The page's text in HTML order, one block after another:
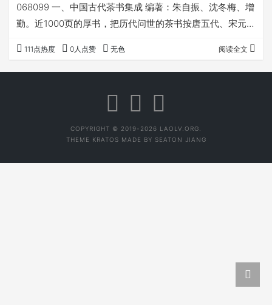
068099 一、中国古代茶书集成 编著：朱自振、沈冬梅、增
勤。近1000页的厚书，把历代问世的茶书按唐五代、宋元、
集成了近120种，是一本古代茶学遗产完备的继承与梳
理。 你不一定能读完，但作为茶的爱好者、学习者作为
111点热度 0人点赞 无色 阅读全文
COPYRIGHT © 2019-2026 LAOLV.ORG.
THEME KRATOS MADE BY SEATON JIANG